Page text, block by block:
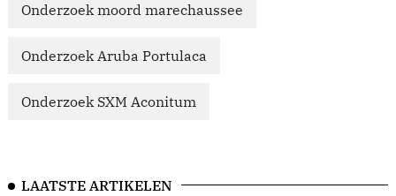
Onderzoek moord marechaussee
Onderzoek Aruba Portulaca
Onderzoek SXM Aconitum
LAATSTE ARTIKELEN